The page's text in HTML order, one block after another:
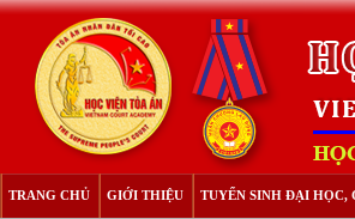
TRANG CHỦ GIỚI THIỆU TUYỂN SINH ĐẠI HỌC,